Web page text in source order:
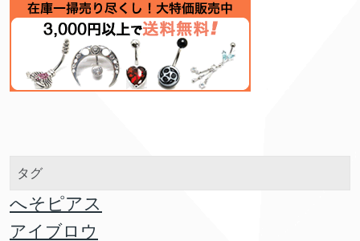
タグ
へそピアス
アイブロウ